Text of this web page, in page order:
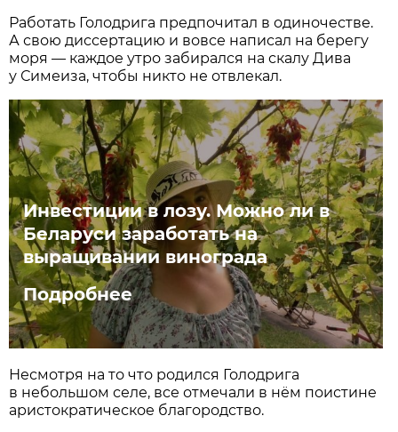
Работать Голодрига предпочитал в одиночестве.
А свою диссертацию и вовсе написал на берегу
моря — каждое утро забирался на скалу Дива
у Симеиза, чтобы никто не отвлекал.
Инвестиции в лозу. Можно ли в
Беларуси заработать на
выращивании винограда
Подробнее
Несмотря на то что родился Голодрига
в небольшом селе, все отмечали в нём поистине
аристократическое благородство.